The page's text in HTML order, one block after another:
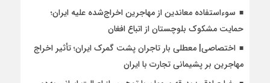
سوءاستفاده معاندین از مهاجرین اخراج‌شده علیه ایران؛
حمایت مشکوک بلوچستان از اتباع افغان
اختصاصی| معطلی بار تاجران پشت گمرک ایران؛ تأثیر اخراج
مهاجرین بر پشیمانی تجارت با ایران